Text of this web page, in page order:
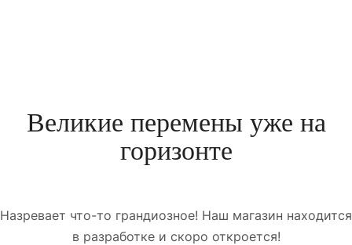
Великие перемены уже на
горизонте
Назревает что-то грандиозное! Наш магазин находится
в разработке и скоро откроется!